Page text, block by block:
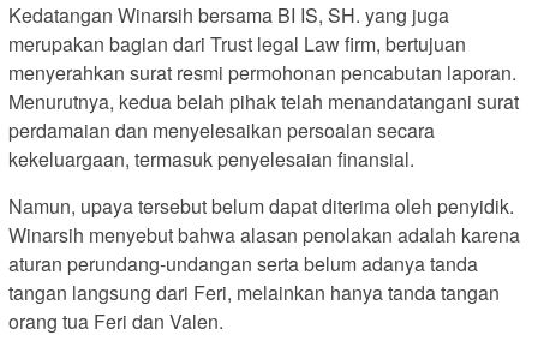
Kedatangan Winarsih bersama BI IS, SH. yang juga
merupakan bagian dari Trust legal Law firm, bertujuan
menyerahkan surat resmi permohonan pencabutan laporan.
Menurutnya, kedua belah pihak telah menandatangani surat
perdamaian dan menyelesaikan persoalan secara
kekeluargaan, termasuk penyelesaian finansial.
Namun, upaya tersebut belum dapat diterima oleh penyidik.
Winarsih menyebut bahwa alasan penolakan adalah karena
aturan perundang-undangan serta belum adanya tanda
tangan langsung dari Feri, melainkan hanya tanda tangan
orang tua Feri dan Valen.